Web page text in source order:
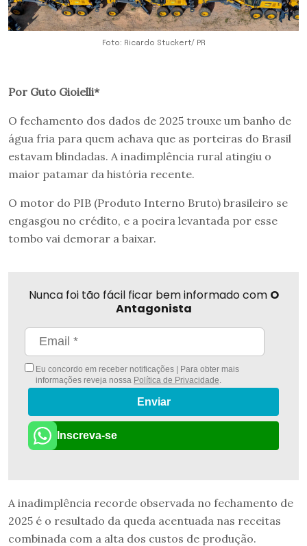
Foto: Ricardo Stuckert/ PR
Por Guto Gioielli*
O fechamento dos dados de 2025 trouxe um banho de
água fria para quem achava que as porteiras do Brasil
estavam blindadas. A inadimplência rural atingiu o
maior patamar da história recente.
O motor do PIB (Produto Interno Bruto) brasileiro se
engasgou no crédito, e a poeira levantada por esse
tombo vai demorar a baixar.
Nunca foi tão fácil ficar bem informado com O
Antagonista
Eu concordo em receber notificações | Para obter mais
informações reveja nossa Política de Privacidade
Enviar
Inscreva-se
A inadimplência recorde observada no fechamento de
2025 é o resultado da queda acentuada nas receitas
combinada com a alta dos custos de produção.